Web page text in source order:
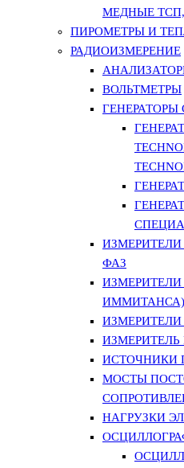
МЕДНЫЕ
ПИРОМЕТРЫ И
РАДИОИЗМЕРЕНИЕ
ВОЛЬТМЕТРЫ
ФАЗ
ИЗМЕРИТЕЛИ
ИММИТАНСА)
ИСТОЧНИКИ
МОСТЫ
НАГРУЗКИ